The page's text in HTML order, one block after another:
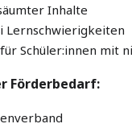
Inhalte
Lernschwierigkeiten
Schüler:innen mit
Förderbedarf: